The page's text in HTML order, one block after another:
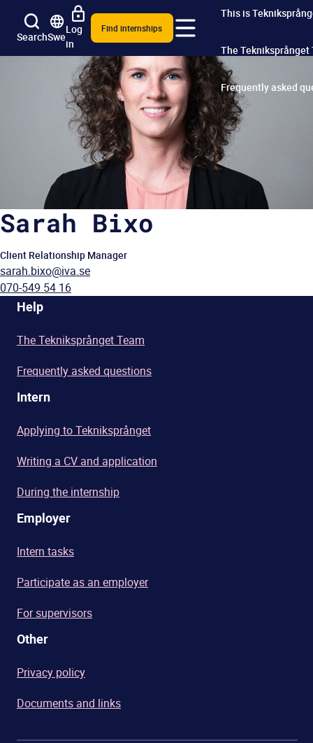
SearchSwe
Log
in
Find internships
This is
The Tekniksprånget
Frequently asked
Sarah Bixo
Client Relationship Manager
sarah.bixo@iva.se
070-549 54 16
Help
The Tekniksprånget Team
Frequently asked questions
Intern
Applying to Tekniksprånget
Writing a CV and application
During the internship
Employer
Intern tasks
Participate as an employer
For supervisors
Other
Privacy policy
Documents and links